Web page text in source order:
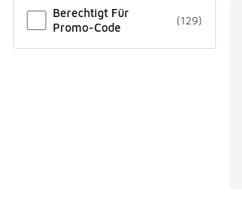
Berechtigt Für
Promo-Code
(129)